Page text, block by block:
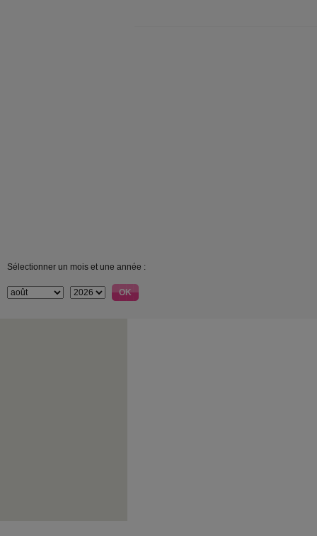
Sélectionner un mois et une année :